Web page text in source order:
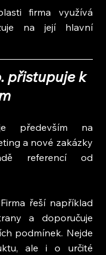
firma využívá
na její hlavní
přistupuje k
především na
a nové zakázky
referencí od
řeší například
a doporučuje
podmínek. Nejde
ale i o určité